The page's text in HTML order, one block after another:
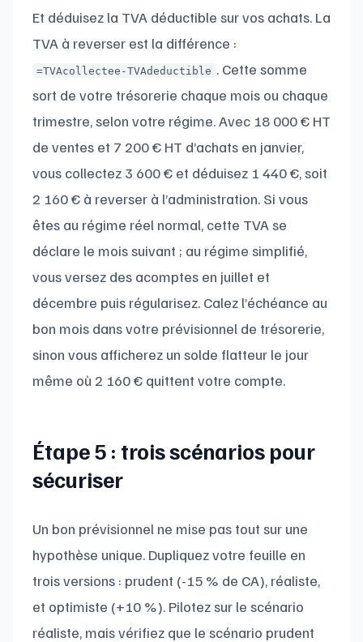
Et déduisez la TVA déductible sur vos achats. La
TVA à reverser est la différence :
=TVAcollectee-TVAdeductible . Cette somme
sort de votre trésorerie chaque mois ou chaque
trimestre, selon votre régime. Avec 18 000 € HT
de ventes et 7 200 € HT d’achats en janvier,
vous collectez 3 600 € et déduisez 1 440 €, soit
2 160 € à reverser à l’administration. Si vous
êtes au régime réel normal, cette TVA se
déclare le mois suivant ; au régime simplifié,
vous versez des acomptes en juillet et
décembre puis régularisez. Calez l’échéance au
bon mois dans votre prévisionnel de trésorerie,
sinon vous afficherez un solde flatteur le jour
même où 2 160 € quittent votre compte.
Étape 5 : trois scénarios pour
sécuriser
Un bon prévisionnel ne mise pas tout sur une
hypothèse unique. Dupliquez votre feuille en
trois versions : prudent (-15 % de CA), réaliste,
et optimiste (+10 %). Pilotez sur le scénario
réaliste, mais vérifiez que le scénario prudent